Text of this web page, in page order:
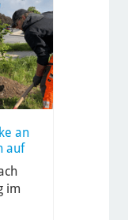
an
auf
im